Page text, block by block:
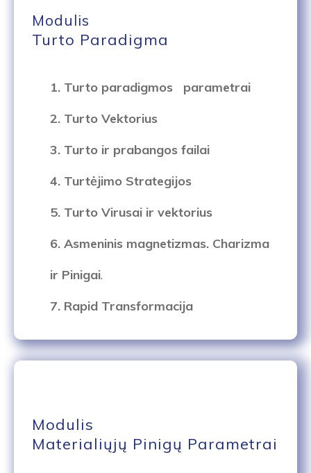
Modulis
Turto Paradigma
1. Turto paradigmos parametrai
2. Turto Vektorius
3. Turto ir prabangos failai
4. Turtėjimo Strategijos
5. Turto Virusai ir vektorius
6. Asmeninis magnetizmas. Charizma
ir Pinigai.
7. Rapid Transformacija
Modulis
Materialiųjų Pinigų Parametrai